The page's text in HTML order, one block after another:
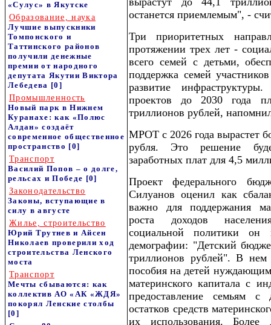
«Сулус» в Якутске
Образование, наука
Лучшие выпускники
Томпонского и
Таттинского районов
получили денежные
премии от народного
депутата Якутии Виктора
Лебедева [0]
Промышленность
Новый парк в Нижнем
Куранахе: как «Полюс
Алдан» создаёт
современное общественное
пространство [0]
Транспорт
Василий Попов – о долге,
рельсах и Победе [0]
Законодательство
Законы, вступающие в
силу в августе
Жилье, строительство
Юрий Трутнев и Айсен
Николаев проверили ход
строительства Ленского
моста
Транспорт
Мечты сбываются: как
коллектив АО «АК «ЖДЯ»
покорял Ленские столбы
[0]
останется приемлемым", -
Три приоритетных
протяжении трех лет -
всего семей с детьми,
поддержка семей
развитие
проектов до 2030 года
триллионов рублей,
МРОТ с 2026 года вырастет
рубля. Это решение
заработных плат для 4,5
Проект федерального
Силуанов оценил как
важно для поддержания
роста доходов
социальной политики
демографии: "Детский
триллионов рублей". В нем
пособия на детей
материнского капитала с
предоставление семьям с
остатков средств
их использования.